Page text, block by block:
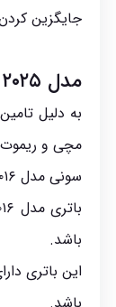
جایگزین
مدل ۲۰۲۵ و ۲۰۱۶
به دلیل
مچی و ریموت
سونی مدل ۲۰۱۶ و ۲۰۲۵ از نوع لیتیومی می باشند.
باشد.